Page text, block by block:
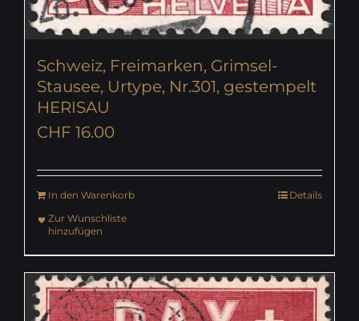
Schweiz, Freimarken, Grimsel-
Stausee, Urtype, Nr.301, gestempelt
HERISAU
CHF 16.00
In den Warenkorb
Details
Zur Wunschliste
hinzufügen